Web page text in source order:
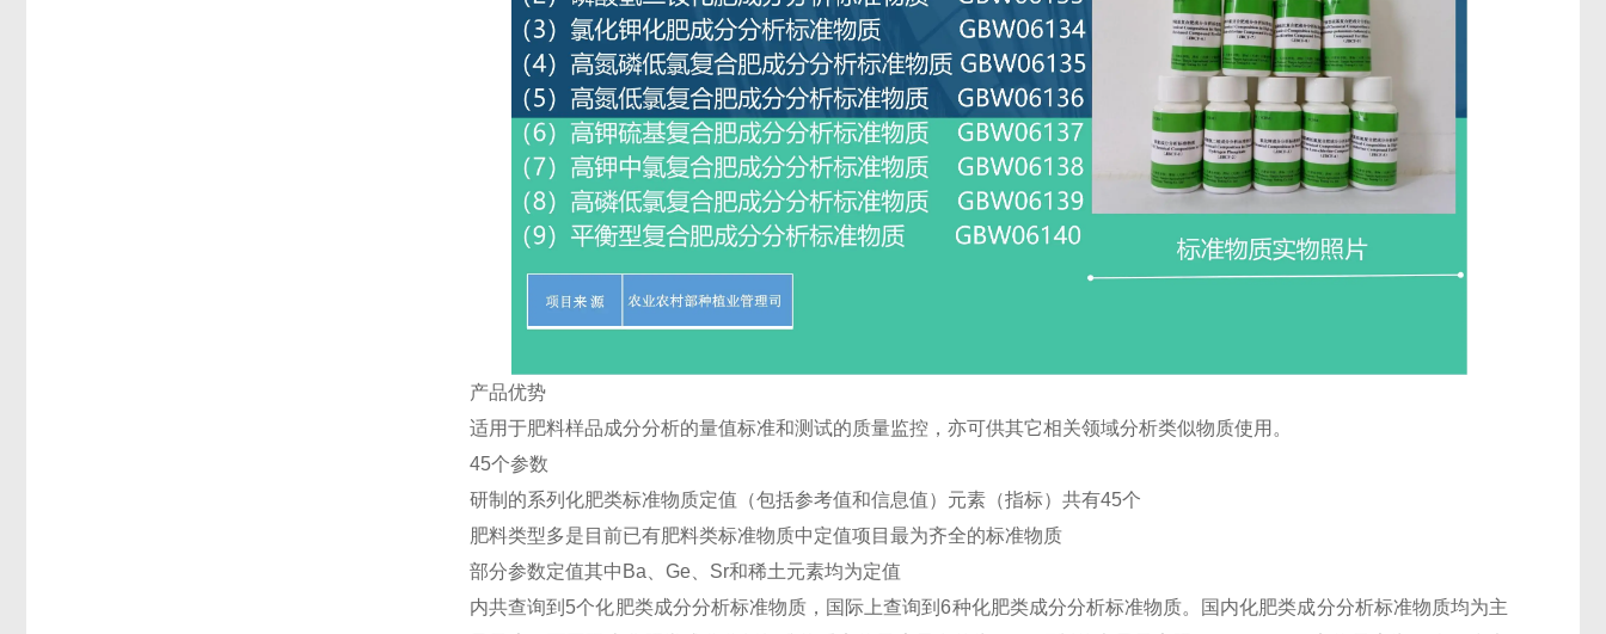
产品优势
适用于肥料样品成分分析的量值标准和测试的质量监控，亦可供其它相关领域分析类似物质使用。
45个参数
研制的系列化肥类标准物质定值（包括参考值和信息值）元素（指标）共有45个
肥料类型多是目前已有肥料类标准物质中定值项目最为齐全的标准物质
部分参数定值其中Ba、Ge、Sr和稀土元素均为定值
内共查询到5个化肥类成分分析标准物质，国际上查询到6种化肥类成分分析标准物质。国内化肥类成分分析标准物质均为主